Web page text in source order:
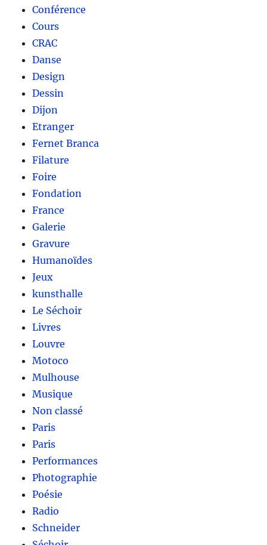
Conférence
Cours
CRAC
Danse
Design
Dessin
Dijon
Etranger
Fernet Branca
Filature
Foire
Fondation
France
Galerie
Gravure
Humanoïdes
Jeux
kunsthalle
Le Séchoir
Livres
Louvre
Motoco
Mulhouse
Musique
Non classé
Paris
Paris
Performances
Photographie
Poésie
Radio
Schneider